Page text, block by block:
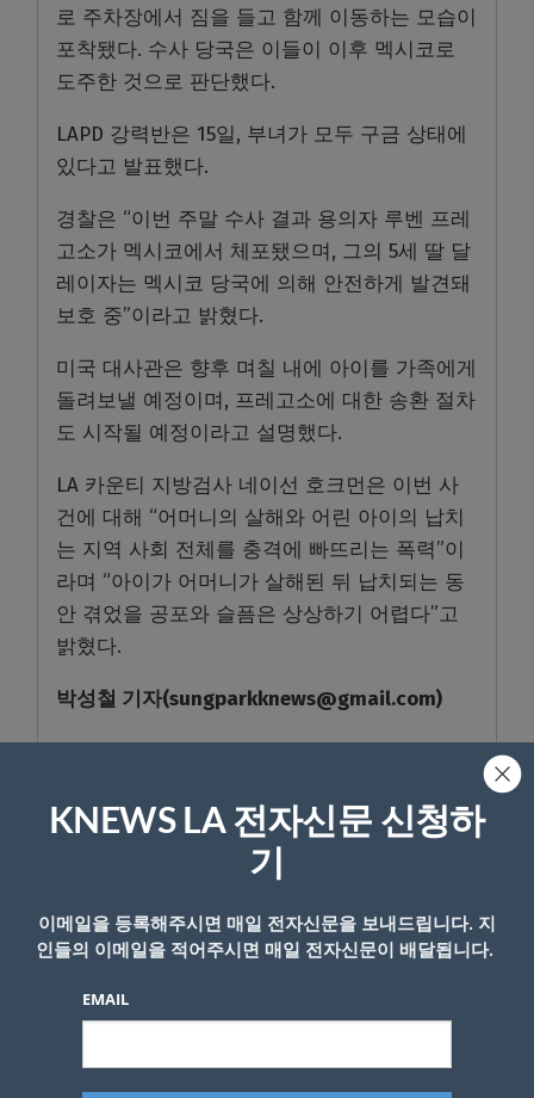
로 주차장에서 짐을 들고 함께 이동하는 모습이
포착됐다. 수사 당국은 이들이 이후 멕시코로
도주한 것으로 판단했다.
LAPD 강력반은 15일, 부녀가 모두 구금 상태에
있다고 발표했다.
경찰은 “이번 주말 수사 결과 용의자 루벤 프레
고소가 멕시코에서 체포됐으며, 그의 5세 딸 달
레이자는 멕시코 당국에 의해 안전하게 발견돼
보호 중”이라고 밝혔다.
미국 대사관은 향후 며칠 내에 아이를 가족에게
돌려보낼 예정이며, 프레고소에 대한 송환 절차
도 시작될 예정이라고 설명했다.
LA 카운티 지방검사 네이선 호크먼은 이번 사
건에 대해 “어머니의 살해와 어린 아이의 납치
는 지역 사회 전체를 충격에 빠뜨리는 폭력”이
라며 “아이가 어머니가 살해된 뒤 납치되는 동
안 겪었을 공포와 슬픔은 상상하기 어렵다”고
밝혔다.
박성철 기자(sungparkknews@gmail.com)
이메일 주소는 공개되지 않습니다. 필수 필드는*로 표시됩니
KNEWS LA 전자신문 신청하
기
이메일을 등록해주시면 매일 전자신문을 보내드립니다. 지
인들의 이메일을 적어주시면 매일 전자신문이 배달됩니다.
EMAIL